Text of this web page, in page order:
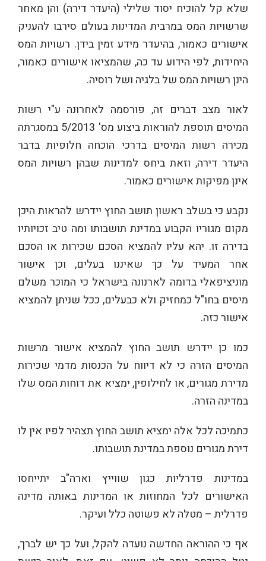
שלא קל להוכיח יסוד שלילי (היעדר דירה) והן מאחר
שרשויות המס במרבית המדינות בעולם סירבו להעניק
אישורים כאמור, בהיעדר מידע זמין בידן. רשויות המס
היחידות, לפי הידוע עד כה, שהמציאו אישורים כאמור,
הינן רשויות המס של בלגיה ושל רוסיה.
לאור מצב דברים זה, פורסמה לאחרונה ע"י רשות
המיסים תוספת להוראות ביצוע מס' 5/2013 במסגרתה
מכירה רשות המיסים בדרכי הוכחה חלופיות בדבר
היעדר דירה, וזאת ביחס למדינות שבהן רשויות המס
אינן מפיקות אישורים כאמור.
נקבע כי בשלב ראשון תושב החוץ יידרש להראות היכן
מקום מגוריו הקבוע במדינת תושבותו ומה טיב זכויותיו
בדירה זו. יהא עליו להמציא הסכם שכירות או הסכם
אחר המעיד על כך שאיננו בעלים, וכן אישור
מוניציפאלי בדומה לארנונה בישראל כי המוכר משלם
מיסים בחו"ל כמחזיק ולא כבעלים, ככל שניתן להמציא
אישור כזה.
כמו כן יידרש תושב החוץ להמציא אישור מרשות
המיסים הזרה כי לא דיווח על הכנסות מדמי שכירות
מדירת מגורים, או לחילופין, ימציא את דוחות המס שלו
במדינה הזרה.
כתמיכה לכל אלה ימציא תושב החוץ תצהיר לפיו אין לו
דירת מגורים נוספת במדינת תושבותו.
במדינות פדרליות כגון שווייץ וארה"ב יתייחסו
האישורים לכל המחוזות או המדינות באותה מדינה
פדרלית – מטלה לא פשוטה כלל ועיקר.
אף כי ההוראה החדשה נועדה להקל, ועל כך יש לברך,